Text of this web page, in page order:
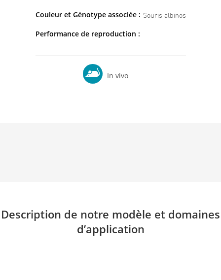
Couleur et Génotype associée : Souris albinos
Performance de reproduction :
In vivo
Description de notre modèle et domaines
d’application